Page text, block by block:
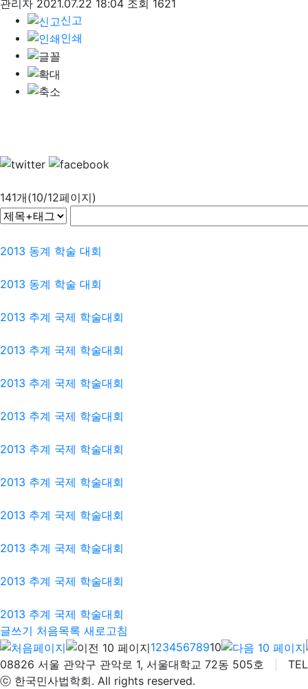
관리자 2021.07.22 18:04 조회 1621
신고
인쇄
141개(10/12페이지)
2013 동계 학술 대회
2013 동계 학술 대회
2013 추계 국제 학술대회
2013 추계 국제 학술대회
2013 추계 국제 학술대회
2013 추계 국제 학술대회
2013 추계 국제 학술대회
2013 추계 국제 학술대회
2013 추계 국제 학술대회
2013 추계 국제 학술대회
2013 추계 국제 학술대회
2013 추계 국제 학술대회
글쓰기 처음목록 새로고침
12345678910
08826 서울 관악구 관악로 1, 서울대학교 72동 505호
ⓒ 한국민사법학회. All rights reserved.